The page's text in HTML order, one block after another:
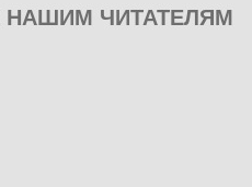
НАШИМ ЧИТАТЕЛЯМ